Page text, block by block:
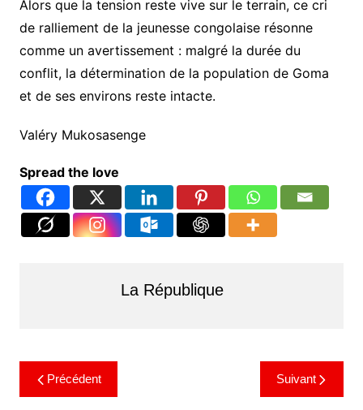
​Alors que la tension reste vive sur le terrain, ce cri
de ralliement de la jeunesse congolaise résonne
comme un avertissement : malgré la durée du
conflit, la détermination de la population de Goma
et de ses environs reste intacte.
Valéry Mukosasenge
Spread the love
La République
Précédent Suivant